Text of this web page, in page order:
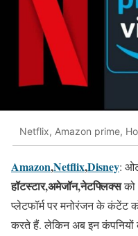
Netflix, Amazon prime,
Amazon,Netflix,Disney:
हॉटस्टार,अमेजॉन,नेटफ्लिक्सको
प्लेटफॉर्म पर मनोरंजन के कंटेंट
करते हैं. लेकिन अब इन कंपनियों